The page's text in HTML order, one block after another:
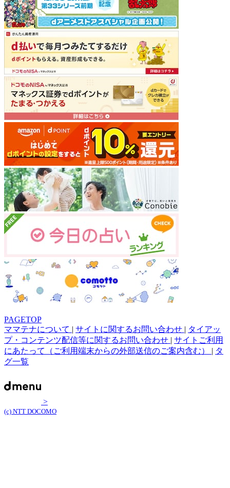
PAGETOP
ママテナについて | サイトに関するお問い合わせ | タイアッ
プ・コンテンツ配信等に関するお問い合わせ | サイトご利用
にあたって（ご利用端末からの外部送信のご案内含む） | タ
グ一覧
>
(c) NTT DOCOMO